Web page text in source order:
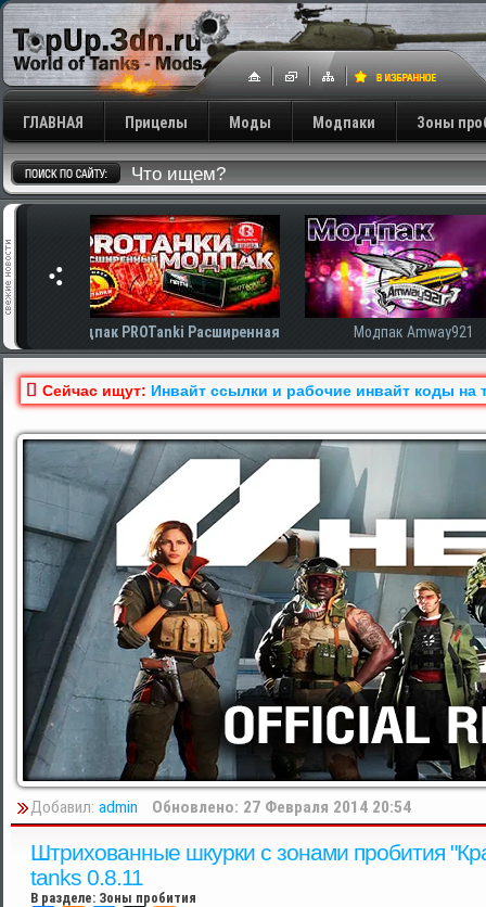
ГЛАВНАЯ Прицелы Моды Модпаки Зоны
Модпак Amway921 Модпак
Сейчас ищут: Инвайт ссылки и рабочие инвайт коды на
Добавил: admin Обновлено: 27 Февраля 2014 20:54
Штрихованные шкурки с зонами пробития
tanks 0.8.11
В разделе: Зоны пробития